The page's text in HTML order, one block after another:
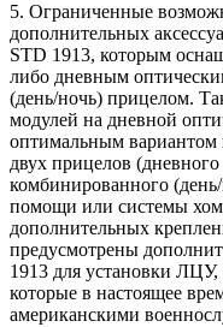
5. Ограниченные
дополнительных
STD 1913, которым
либо дневным
(день/ночь) прицелом.
модулей на дневной
оптимальным вариантом
двух прицелов
комбинированного
помощи или системы
дополнительных
предусмотрены
1913 для установки ЛЦУ,
которые в настоящее
американскими